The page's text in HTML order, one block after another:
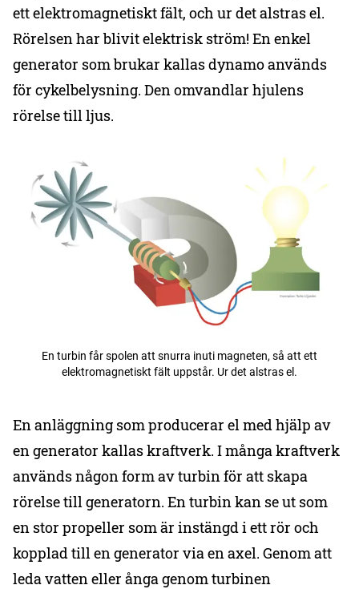
ett elektromagnetiskt fält, och ur det alstras el.
Rörelsen har blivit elektrisk ström! En enkel
generator som brukar kallas dynamo används
för cykelbelysning. Den omvandlar hjulens
rörelse till ljus.
En turbin får spolen att snurra inuti magneten, så att ett
elektromagnetiskt fält uppstår. Ur det alstras el.
En anläggning som producerar el med hjälp av
en generator kallas kraftverk. I många kraftverk
används någon form av turbin för att skapa
rörelse till generatorn. En turbin kan se ut som
en stor propeller som är instängd i ett rör och
kopplad till en generator via en axel. Genom att
leda vatten eller ånga genom turbinen